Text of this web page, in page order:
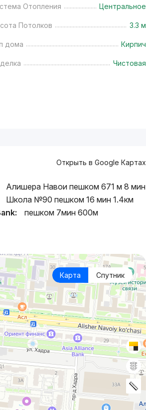
Отопления Центральное
Потолков 3.3 м
дома Кирпич
Чистовая
Открыть в Google Картах
Алишера Навои пешком 671 м 8 мин
Школа №90 пешком 16 мин 1.4км
пешком 7мин 600м
Карта Спутник